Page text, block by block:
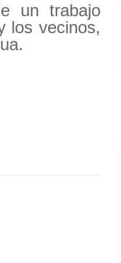
un trabajo
los vecinos,